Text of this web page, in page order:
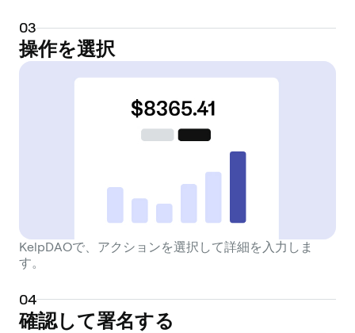
03
操作を選択
KelpDAOで、アクションを選択して詳細を入力しま
す。
04
確認して署名する